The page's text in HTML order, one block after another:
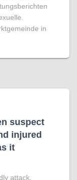
in
suspect
injured
it
attack,